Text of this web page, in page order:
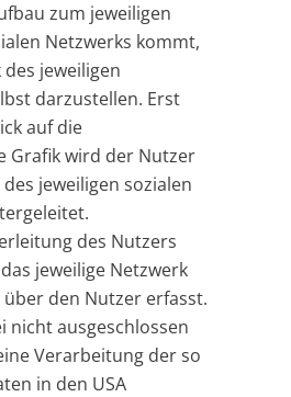
zum jeweiligen
Netzwerks kommt,
jeweiligen
darzustellen. Erst
auf die
Grafik wird der Nutzer
jeweiligen sozialen
des Nutzers
jeweilige Netzwerk
den Nutzer erfasst.
nicht ausgeschlossen
Verarbeitung der so
in den USA